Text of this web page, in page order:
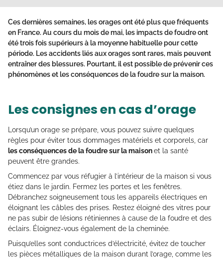
Ces dernières semaines, les orages ont été plus que fréquents
en France. Au cours du mois de mai, les impacts de foudre ont
été trois fois supérieurs à la moyenne habituelle pour cette
période. Les accidents liés aux orages sont rares, mais peuvent
entraîner des blessures. Pourtant, il est possible de prévenir ces
phénomènes et les conséquences de la foudre sur la maison.
Les consignes en cas d’orage
Lorsqu’un orage se prépare, vous pouvez suivre quelques
règles pour éviter tous dommages matériels et corporels, car
les conséquences de la foudre sur la maisonet la santé
peuvent être grandes.
Commencez par vous réfugier à l’intérieur de la maison si vous
étiez dans le jardin. Fermez les portes et les fenêtres.
Débranchez soigneusement tous les appareils électriques en
éloignant les câbles des prises. Restez éloigné des vitres pour
ne pas subir de lésions rétiniennes à cause de la foudre et des
éclairs. Éloignez-vous également de la cheminée.
Puisqu’elles sont conductrices d’électricité, évitez de toucher
les pièces métalliques de la maison durant l’orage, comme les